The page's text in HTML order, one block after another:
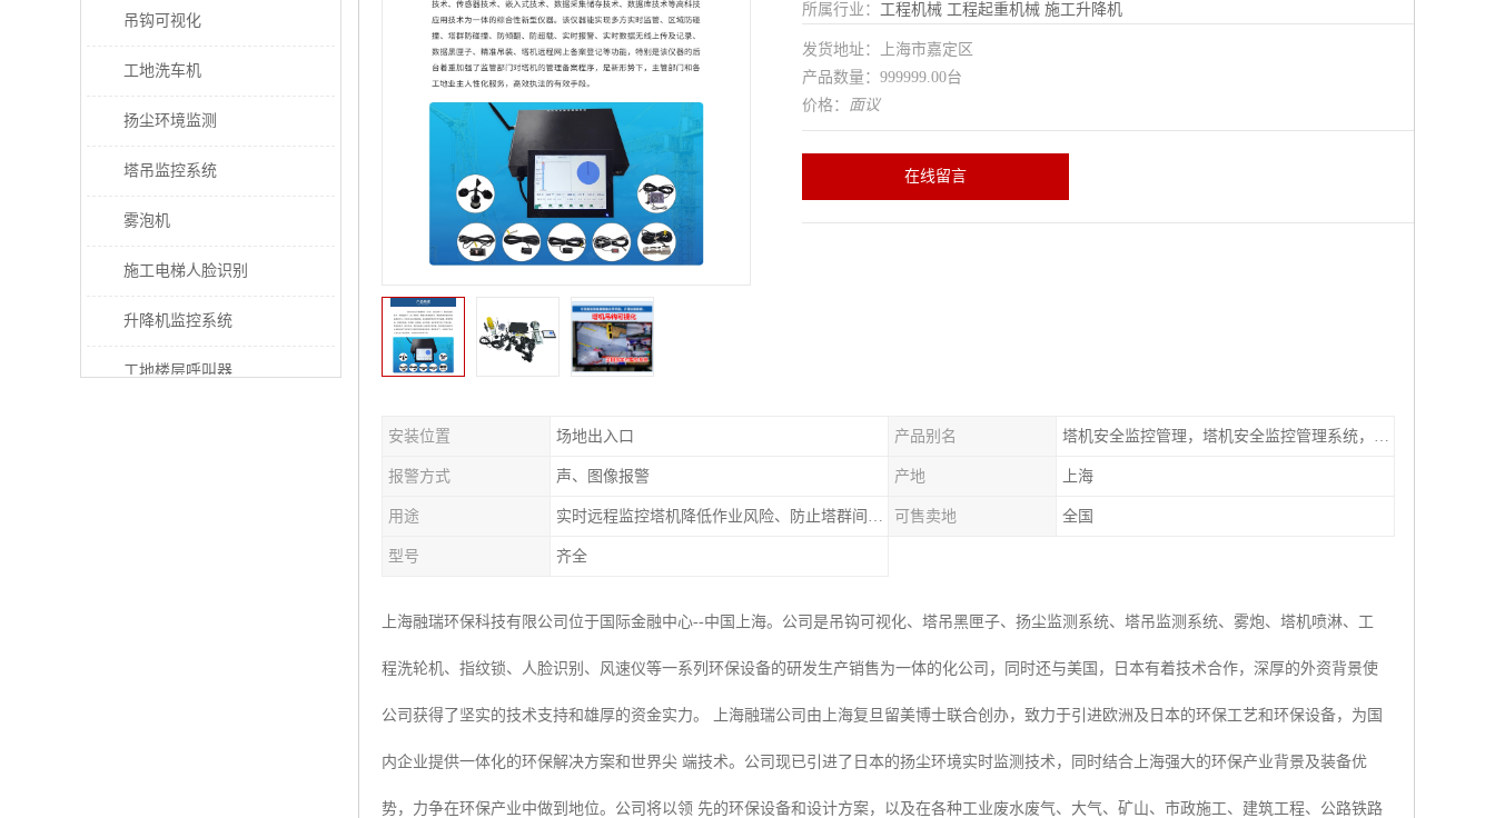
吊钩可视化
工地洗车机
扬尘环境监测
塔吊监控系统
雾泡机
施工电梯人脸识别
升降机监控系统
工地楼层呼叫器
所属行业： 工程机械 工程起重机械 施工升降机
发货地址：上海市嘉定区
产品数量：999999.00台
价格： 面议
在线留言
安装位置 场地出入口 产品别名 塔机安全监控管理，塔机安全监控管理系统，特种设备安全管理系统
报警方式 声、图像报警 产地 上海
用途 实时远程监控塔机降低作业风险、防止塔群间碰撞 可售卖地 全国
型号 齐全
上海融瑞环保科技有限公司位于国际金融中心--中国上海。公司是吊钩可视化、塔吊黑匣子、扬尘监测系统、塔吊监测系统、雾炮、塔机喷淋、工
程洗轮机、指纹锁、人脸识别、风速仪等一系列环保设备的研发生产销售为一体的化公司，同时还与美国，日本有着技术合作，深厚的外资背景使
公司获得了坚实的技术支持和雄厚的资金实力。 上海融瑞公司由上海复旦留美博士联合创办，致力于引进欧洲及日本的环保工艺和环保设备，为国
内企业提供一体化的环保解决方案和世界尖 端技术。公司现已引进了日本的扬尘环境实时监测技术，同时结合上海强大的环保产业背景及装备优
势，力争在环保产业中做到地位。公司将以领 先的环保设备和设计方案，以及在各种工业废水废气、大气、矿山、市政施工、建筑工程、公路铁路